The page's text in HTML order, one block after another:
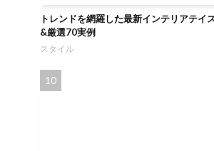
トレンドを網羅した最新インテリアテイ
&厳選70実例
スタイル